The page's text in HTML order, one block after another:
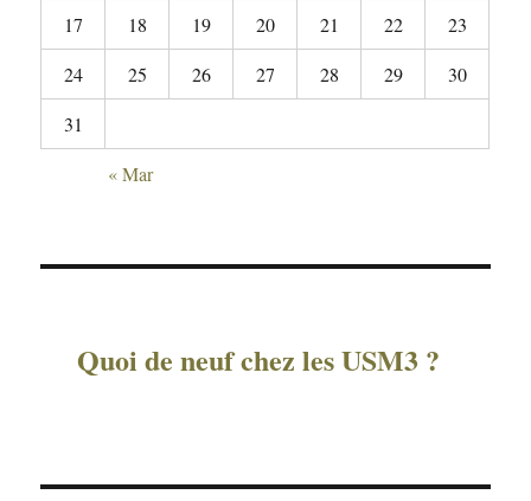
17
18 19 20 21 22
23
24
25 26 27 28 29
30
31
« Mar
Quoi de neuf chez les USM3 ?